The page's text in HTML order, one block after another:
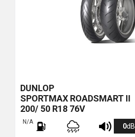
DUNLOP
SPORTMAX ROADSMART II
200/ 50 R18 76V
N/A
0dB